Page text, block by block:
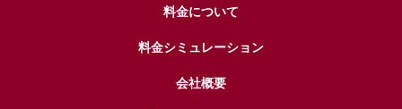
料金について
料金シミュレーション
会社概要